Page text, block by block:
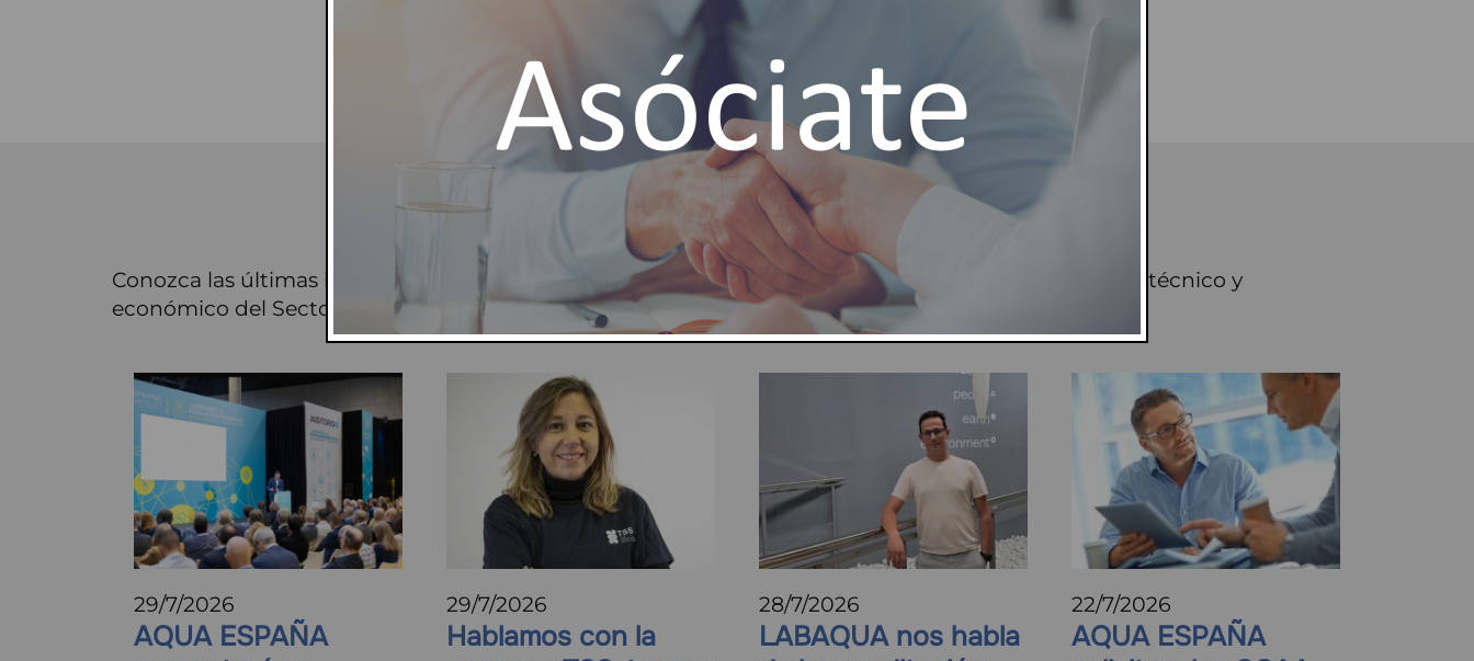
Más eventos
Blog
Conozca las últimas iniciativas sectoriales impulsadas por AQUA ESPAÑA en beneficio del progreso técnico y
económico del Sector del Agua en España.
29/7/2026
AQUA ESPAÑA
29/7/2026
Hablamos con la
28/7/2026
LABAQUA nos habla
22/7/2026
AQUA ESPAÑA